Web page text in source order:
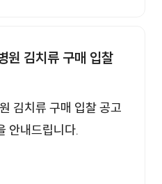
원 김치류 구매 입찰
김치류 구매 입찰 공고
안내드립니다.